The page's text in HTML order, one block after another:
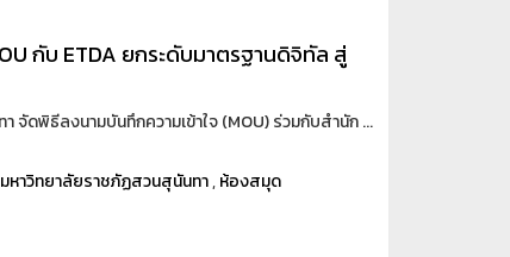
กับ ETDA ยกระดับมาตรฐานดิจิทัล สู่
ดพิธีลงนามบันทึกความเข้าใจ (MOU) ร่วมกับสำนัก ...
มหาวิทยาลัยราชภัฏสวนสุนันทา,ห้องสมุด